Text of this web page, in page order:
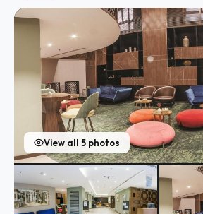
View all 5 photos